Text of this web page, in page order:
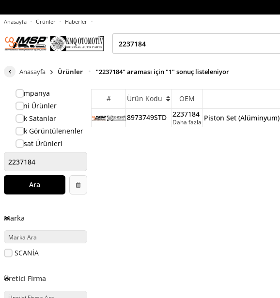
Anasayfa Ürünler Haberler
Anasayfa Ürünler "2237184" araması için "1" sonuç listeleniyor
Kampanya
Yeni Ürünler
Çok Satanlar
Çok Görüntülenenler
Fırsat Ürünleri
Ara
Marka
SCANİA
Üretici Firma
# Ürün Kodu OEM
8973749STD 2237184
Daha fazla Piston Set